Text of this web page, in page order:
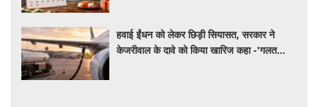
हवाई ईंधन को लेकर छिड़ी सियासत, सरकार ने
केजरीवाल के दावे को किया खारिज कहा -'गलत